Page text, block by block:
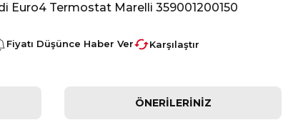
Euro4 Termostat Marelli 359001200150
Fiyatı Düşünce Haber Ver Karşılaştır
ÖNERILERINIZ